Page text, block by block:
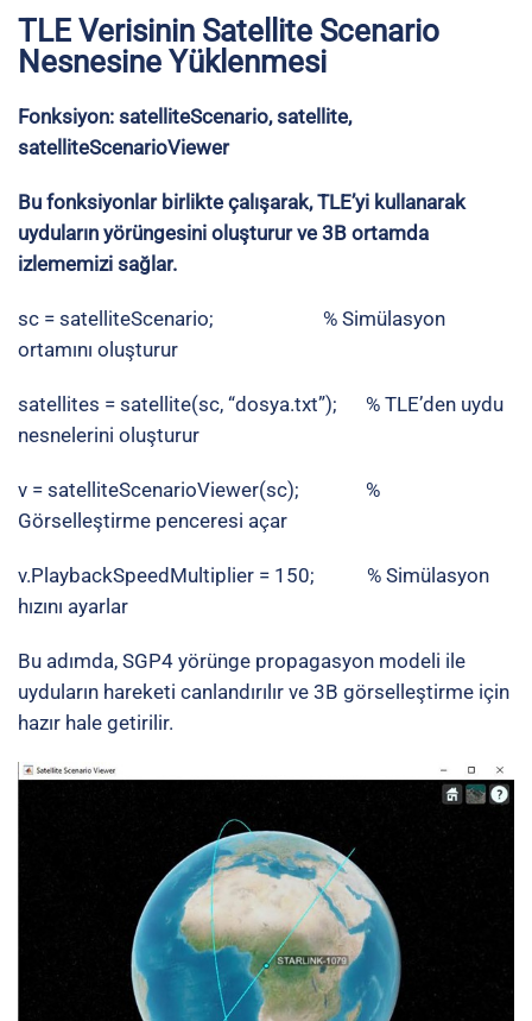
TLE Verisinin Satellite Scenario
Nesnesine Yüklenmesi
Fonksiyon: satelliteScenario, satellite,
satelliteScenarioViewer
Bu fonksiyonlar birlikte çalışarak, TLE’yi kullanarak
uyduların yörüngesini oluşturur ve 3B ortamda
izlememizi sağlar.
sc = satelliteScenario; % Simülasyon
ortamını oluşturur
satellites = satellite(sc, “dosya.txt”); % TLE’den uydu
nesnelerini oluşturur
v = satelliteScenarioViewer(sc); %
Görselleştirme penceresi açar
v.PlaybackSpeedMultiplier = 150; % Simülasyon
hızını ayarlar
Bu adımda, SGP4 yörünge propagasyon modeli ile
uyduların hareketi canlandırılır ve 3B görselleştirme için
hazır hale getirilir.